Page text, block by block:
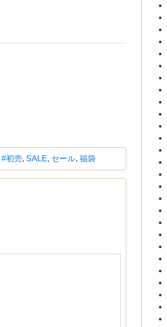
#初売, SALE, セール, 福袋